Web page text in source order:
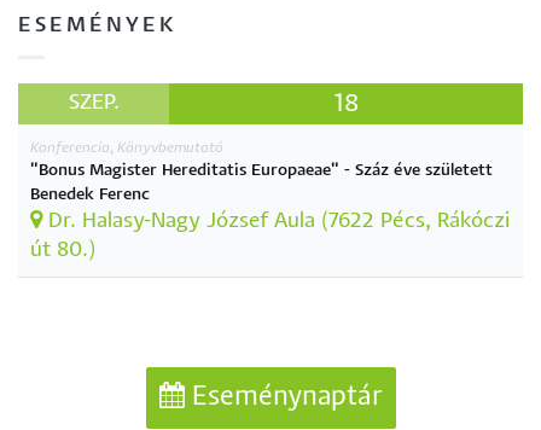
ESEMÉNYEK
SZEP. 18
Konferencia, Könyvbemutató
"Bonus Magister Hereditatis Europaeae" - Száz éve született
Benedek Ferenc
Dr. Halasy-Nagy József Aula (7622 Pécs, Rákóczi
út 80.)
Eseménynaptár